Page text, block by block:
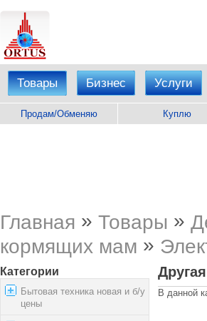
Товары Бизнес Услуги
Продам/Обменяю Куплю
Главная » Товары »
кормящих мам »
Категории
Бытовая техника новая и б/у
цены
В данной